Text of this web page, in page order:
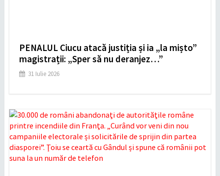
PENALUL Ciucu atacă justiția și ia „la mișto”
magistrații: „Sper să nu deranjez…”
31 Iulie 2026